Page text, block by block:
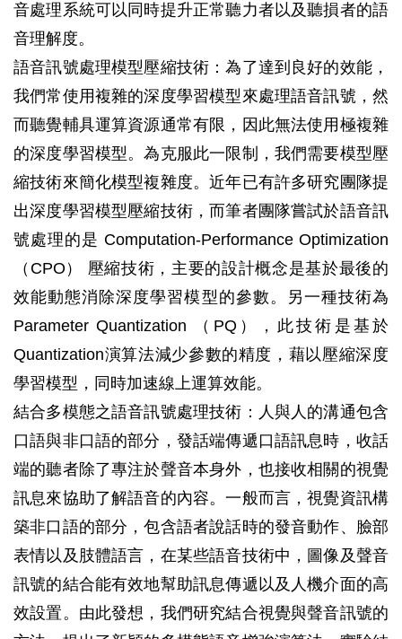
音處理系統可以同時提升正常聽力者以及聽損者的語
音理解度。
語音訊號處理模型壓縮技術：為了達到良好的效能，
我們常使用複雜的深度學習模型來處理語音訊號，然
而聽覺輔具運算資源通常有限，因此無法使用極複雜
的深度學習模型。為克服此一限制，我們需要模型壓
縮技術來簡化模型複雜度。近年已有許多研究團隊提
出深度學習模型壓縮技術，而筆者團隊嘗試於語音訊
號處理的是 Computation-Performance Optimization
（CPO） 壓縮技術，主要的設計概念是基於最後的
效能動態消除深度學習模型的參數。另一種技術為
Parameter Quantization （PQ），此技術是基於
Quantization演算法減少參數的精度，藉以壓縮深度
學習模型，同時加速線上運算效能。
結合多模態之語音訊號處理技術：人與人的溝通包含
口語與非口語的部分，發話端傳遞口語訊息時，收話
端的聽者除了專注於聲音本身外，也接收相關的視覺
訊息來協助了解語音的內容。一般而言，視覺資訊構
築非口語的部分，包含語者說話時的發音動作、臉部
表情以及肢體語言，在某些語音技術中，圖像及聲音
訊號的結合能有效地幫助訊息傳遞以及人機介面的高
效設置。由此發想，我們研究結合視覺與聲音訊號的